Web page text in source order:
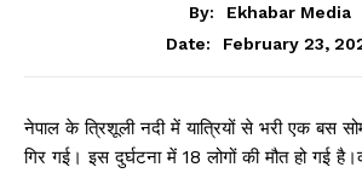
By:
Ekhabar Media
Date:
February 23,
नेपाल के त्रिशूली नदी में यात्रियों से भरी एक बस
गिर गई। इस दुर्घटना में 18 लोगों की मौत हो गई